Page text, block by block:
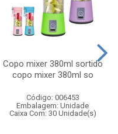
Copo mixer 380ml sortido
copo mixer 380ml so
Código: 006453
Embalagem: Unidade
Caixa Com: 30 Unidade(s)